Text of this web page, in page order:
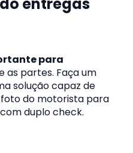
para
as partes. Faça um
solução capaz de
do motorista para
duplo check.